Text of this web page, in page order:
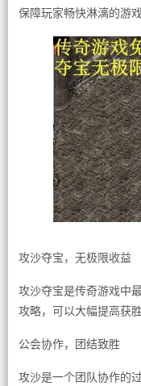
保障玩家畅快淋漓的游戏
攻沙夺宝，无极限收益
攻沙夺宝是传奇游戏中
攻略，可以大幅提高获
公会协作，团结致胜
攻沙是一个团队协作的